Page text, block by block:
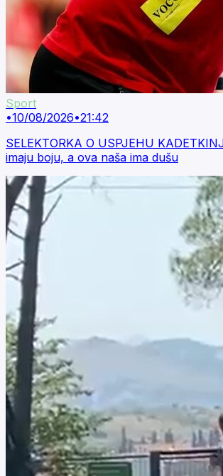
Sport
•10/08/2026•21:42
SELEKTORKA O USPJEHU
imaju boju, a ova naša ima dušu